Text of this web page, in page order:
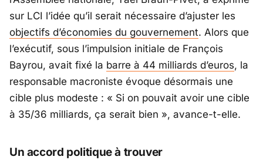
sur LCI l’idée qu’il serait nécessaire d’ajuster les
objectifs d’économies du gouvernement. Alors que
l’exécutif, sous l’impulsion initiale de François
Bayrou, avait fixé la barre à 44 milliards d’euros, la
responsable macroniste évoque désormais une
cible plus modeste : « Si on pouvait avoir une cible
à 35/36 milliards, ça serait bien », avance-t-elle.
Un accord politique à trouver